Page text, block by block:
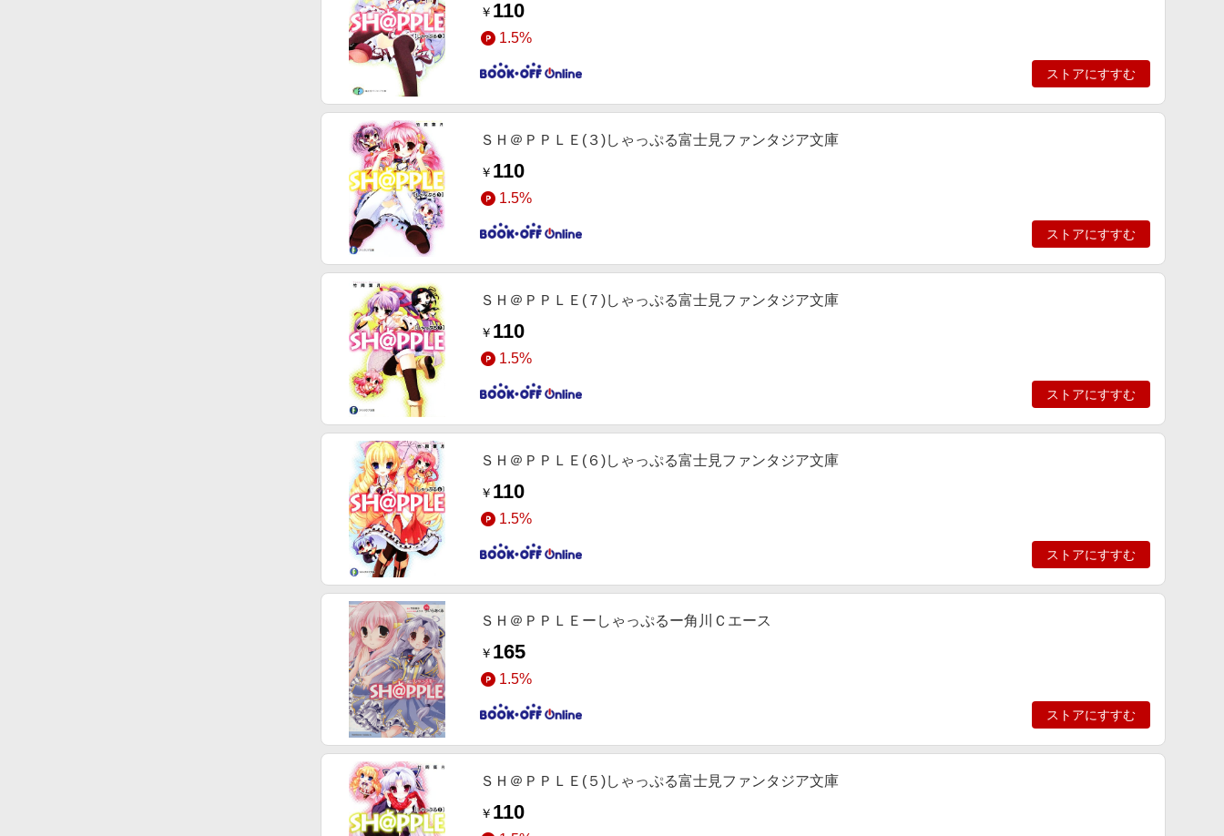
￥ 110
1.5%
ストアにすすむ
ＳＨ＠ＰＰＬＥ(３)しゃっぷる富士見ファンタジア文庫
￥ 110
1.5%
ストアにすすむ
ＳＨ＠ＰＰＬＥ(７)しゃっぷる富士見ファンタジア文庫
￥ 110
1.5%
ストアにすすむ
ＳＨ＠ＰＰＬＥ(６)しゃっぷる富士見ファンタジア文庫
￥ 110
1.5%
ストアにすすむ
ＳＨ＠ＰＰＬＥーしゃっぷるー角川Ｃエース
￥ 165
1.5%
ストアにすすむ
ＳＨ＠ＰＰＬＥ(５)しゃっぷる富士見ファンタジア文庫
￥ 110